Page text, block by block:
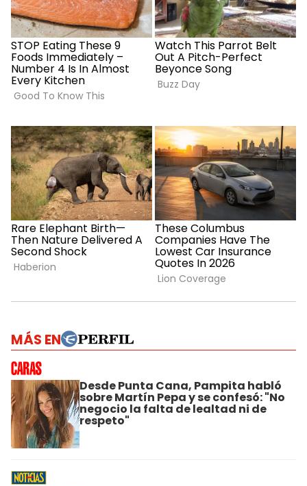
MÁS EN
Desde Punta Cana, Pampita habló
sobre Martín Pepa y se confesó: "No
negocio la falta de lealtad ni de
respeto"